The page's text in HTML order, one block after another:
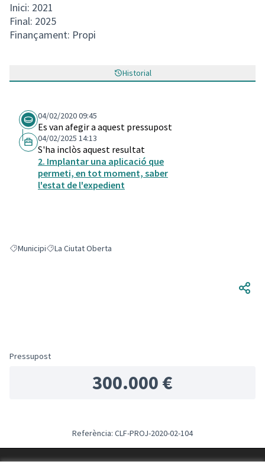
Inici: 2021
Final: 2025
Finançament: Propi
Historial
04/02/2020 09:45
Es van afegir a aquest pressupost
04/02/2025 14:13
S'ha inclòs aquest resultat
2. Implantar una aplicació que
permeti, en tot moment, saber
l'estat de l'expedient
Resultats en filtrar per: Municipi
MunicipiResultats en filtrar per: La Ciutat Oberta
La Ciutat Oberta
Pressupost
300.000 €
Referència: CLF-PROJ-2020-02-104